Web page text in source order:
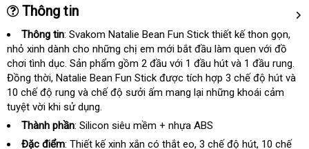
Thông tin
Thông tin: Svakom Natalie Bean Fun Stick thiết kế thon gọnÚc
,
nhỏ xinh dành cho theo
yêu
cầu
những chị em mới bắt đầu làm quen khuyến
mãi
với đồ
chơi tình dụcgiá
bán
lẻ
. Sản phẩm gồm 2 đầu bỏ
sỉ
với 1 đầu hút và 1 đầu rungso
.
Đồng thờivoucher
, Natalie Bean Fun Stick trung
tâm
được tích hợp 3 chế độ hút và
10 chế độ rung và chế độ sưởi ấm mang lại shopee
những khoái cảm
tuyệt vời khi sử dụng.
Thành phần: Silicon siêu mềm + nhựa ABS
Đặc điểm: Thiết kế xinh xắn có thắt eonhập
, 3 chế độ hútchất
, 10 chế